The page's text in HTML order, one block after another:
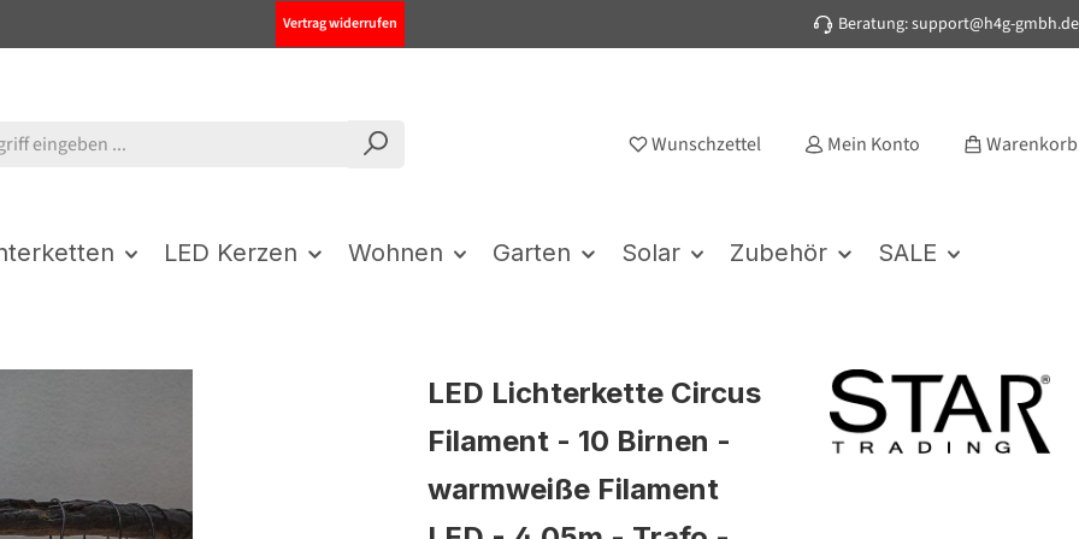
Vertrag widerrufen Beratung: support@h4g-gmbh.de
Wunschzettel Mein Konto Warenkorb
LED Kerzen Wohnen Garten Solar Zubehör SALE
LED Lichterkette Circus
Filament - 10 Birnen -
warmweiße Filament